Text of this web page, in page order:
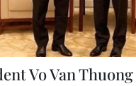
Vo Van